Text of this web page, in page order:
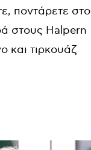
ποντάρετε στο
στους Halpern
και τιρκουάζ